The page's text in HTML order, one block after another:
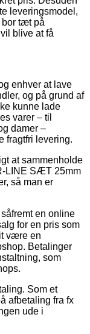
leveringsmodel,
tæt på
blive at få
enhver at lave
og på grund af
kunne lade
varer – til
damer –
fragtfri levering.
at sammenholde
LINE SÆT 25mm
så man er
en online
for en pris som
være en
Betalinger
som
Som et
afbetaling fra fx
ude i